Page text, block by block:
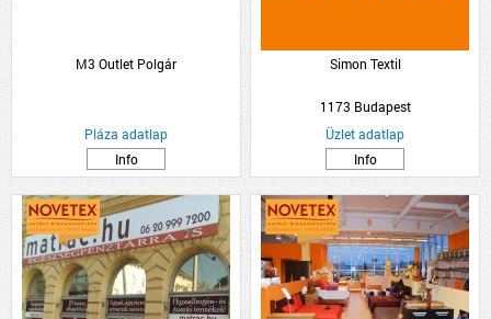
M3 Outlet Polgár
Pláza adatlap
Info
Simon Textil
1173 Budapest
Üzlet adatlap
Info